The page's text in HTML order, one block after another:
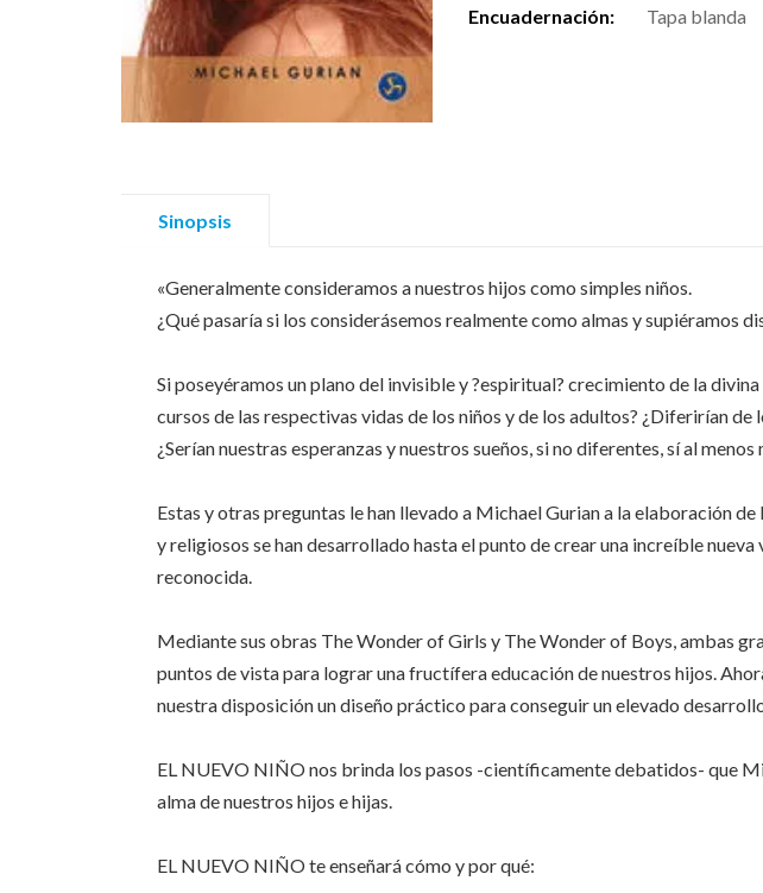
Encuadernación:
Tapa blanda
Sinopsis
«Generalmente consideramos a nuestros hijos como simples niños.
¿Qué pasaría si los considerásemos realmente como almas y supiéramos
Si poseyéramos un plano del invisible y ?espiritual? crecimiento de la
cursos de las respectivas vidas de los niños y de los adultos? ¿Diferirían
¿Serían nuestras esperanzas y nuestros sueños, si no diferentes, sí al menos
Estas y otras preguntas le han llevado a Michael Gurian a la elaboración
y religiosos se han desarrollado hasta el punto de crear una increíble
reconocida.
Mediante sus obras The Wonder of Girls y The Wonder of Boys, ambas
puntos de vista para lograr una fructífera educación de nuestros hijos.
nuestra disposición un diseño práctico para conseguir un elevado
EL NUEVO NIÑO nos brinda los pasos -científicamente debatidos- que
alma de nuestros hijos e hijas.
EL NUEVO NIÑO te enseñará cómo y por qué: